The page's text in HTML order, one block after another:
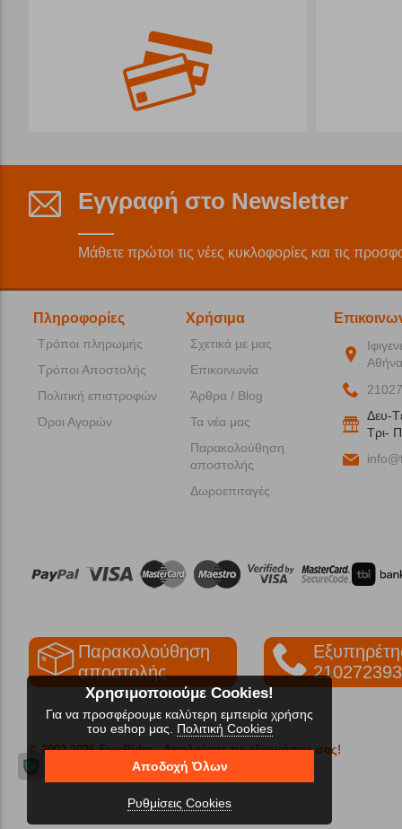
Εγγραφή στο Newsletter
Μάθετε πρώτοι τις νέες κυκλοφορίες και τις
Πληροφορίες
Τρόποι πληρωμής
Τρόποι Αποστολής
Πολιτική επιστροφών
Όροι Αγορών
Χρήσιμα
Σχετικά με μας
Επικοινωνία
Άρθρα / Blog
Τα νέα μας
Παρακολούθηση
αποστολής
Δωροεπιταγές
Δευ-
Tρι-
Παρακολούθηση
αποστολής
© 2002-2026 FreeRider- Απολαύστε τις εξορμήσεις σας!
Χρησιμοποιούμε Cookies!
Για να προσφέρουμε καλύτερη εμπειρία χρήσης
του eshop μας. Πολιτική Cookies
Αποδοχή Όλων
Ρυθμίσεις Cookies